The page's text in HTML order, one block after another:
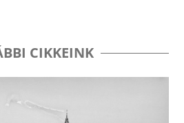
CIKKEINK